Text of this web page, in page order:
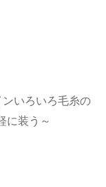
ンいろいろ毛糸の
に装う～